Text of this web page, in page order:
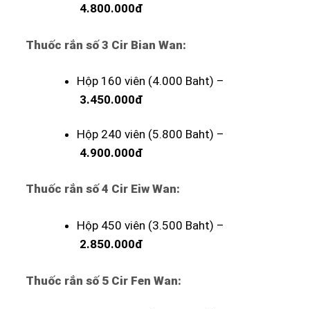
4.800.000đ
Thuốc rắn số 3 Cir Bian Wan:
Hộp 160 viên (4.000 Baht) –
3.450.000đ
Hộp 240 viên (5.800 Baht) –
4.900.000đ
Thuốc rắn số 4 Cir Eiw Wan:
Hộp 450 viên (3.500 Baht) –
2.850.000đ
Thuốc rắn số 5 Cir Fen Wan: